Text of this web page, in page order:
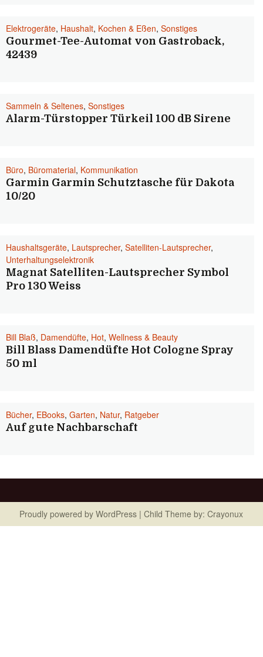
Elektrogeräte, Haushalt, Kochen & Eßen, Sonstiges
Gourmet-Tee-Automat von Gastroback,
42439
Sammeln & Seltenes, Sonstiges
Alarm-Türstopper Türkeil 100 dB Sirene
Büro, Büromaterial, Kommunikation
Garmin Garmin Schutztasche für Dakota
10/20
Haushaltsgeräte, Lautsprecher, Satelliten-Lautsprecher,
Unterhaltungselektronik
Magnat Satelliten-Lautsprecher Symbol
Pro 130 Weiss
Bill Blaß, Damendüfte, Hot, Wellness & Beauty
Bill Blass Damendüfte Hot Cologne Spray
50 ml
Bücher, EBooks, Garten, Natur, Ratgeber
Auf gute Nachbarschaft
Proudly powered by WordPress | Child Theme by: Crayonux